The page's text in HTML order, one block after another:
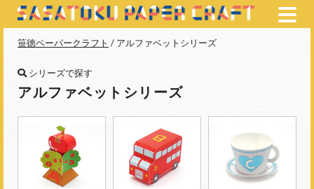
笹徳ペーパークラフト / アルファベットシリーズ
シリーズで探す
アルファベットシリーズ